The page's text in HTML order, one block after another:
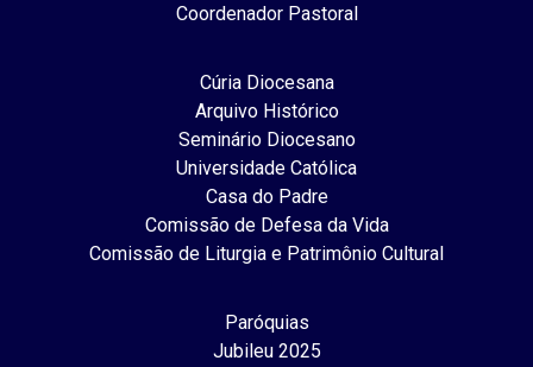
Coordenador Pastoral
Cúria Diocesana
Arquivo Histórico
Seminário Diocesano
Universidade Católica
Casa do Padre
Comissão de Defesa da Vida
Comissão de Liturgia e Patrimônio Cultural
Paróquias
Jubileu 2025